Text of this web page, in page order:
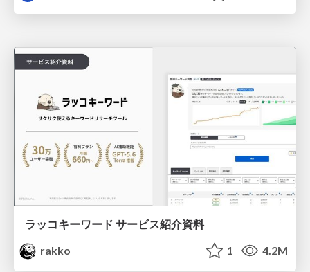
ラッコキーワード サービス紹介資料
rakko
1 4.2M